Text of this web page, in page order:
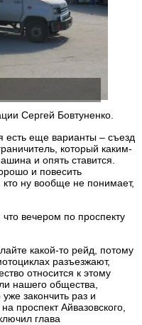
Сергей Бовтуненко.
еще варианты – съезд
который каким-
и опять ставится.
и повесить
ну вообще не понимает,
вечером по проспекту
какой-то рейд, потому
разъезжают,
относится к этому
нашего общества,
закончить раз и
проспект Айвазовского,
глава